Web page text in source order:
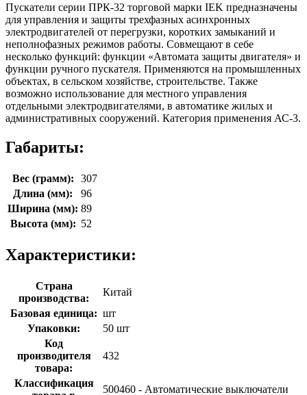
Пускатели серии ПРК-32 торговой марки IEK предназначены
для управления и защиты трехфазных асинхронных
электродвигателей от перегрузки, коротких замыканий и
неполнофазных режимов работы. Совмещают в себе
несколько функций: функции «Автомата защиты двигателя» и
функции ручного пускателя. Применяются на промышленных
объектах, в сельском хозяйстве, строительстве. Также
возможно использование для местного управления
отдельными электродвигателями, в автоматике жилых и
административных сооружений. Категория применения АС-3.
Габариты:
Вес (грамм):
307
Длина (мм):
96
Ширина (мм): 89
Высота (мм): 52
Характеристики:
Страна
производства:
Китай
Базовая единица: шт
Упаковки:
50 шт
Код
производителя
товара:
432
Классификация
500460 - Автоматические выключатели